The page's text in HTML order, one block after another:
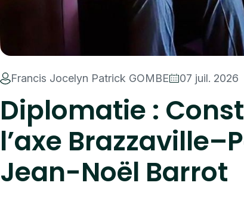
Francis Jocelyn Patrick GOMBE 07 juil. 2026
Diplomatie :
l’axe
Jean-Noël Barrot